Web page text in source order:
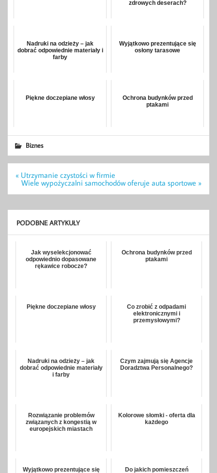
zdrowych deserach?
Nadruki na odzieży – jak
dobrać odpowiednie materiały i
farby
Wyjątkowo prezentujące się
osłony tarasowe
Piękne doczepiane włosy
Ochrona budynków przed
ptakami
Biznes
Nawigacja
wpisu
« Utrzymanie czystości w firmie
Wiele wypożyczalni samochodów oferuje auta sportowe »
PODOBNE ARTYKUŁY
Jak wyselekcjonować
odpowiednio dopasowane
rękawice robocze?
Ochrona budynków przed
ptakami
Piękne doczepiane włosy
Co zrobić z odpadami
elektronicznymi i
przemysłowymi?
Nadruki na odzieży – jak
dobrać odpowiednie materiały
i farby
Czym zajmują się Agencje
Doradztwa Personalnego?
Rozwiązanie problemów
związanych z kongestią w
europejskich miastach
Kolorowe słomki - oferta dla
każdego
Wyjątkowo prezentujące się
Do jakich pomieszczeń